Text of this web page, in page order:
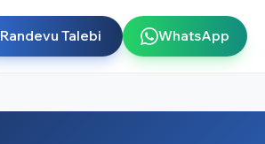
Randevu Talebi WhatsApp